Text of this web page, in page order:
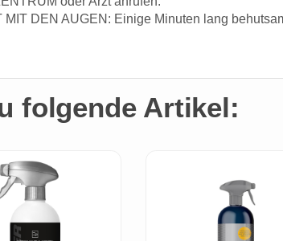
DEN AUGEN: Einige Minuten lang
folgende Artikel: